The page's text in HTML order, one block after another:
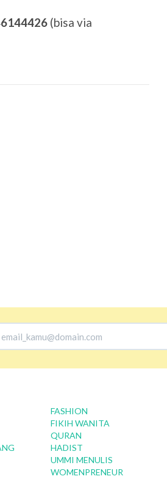
(bisa via
FASHION
FIKIH WANITA
QURAN
HADIST
UMMI MENULIS
WOMENPRENEUR